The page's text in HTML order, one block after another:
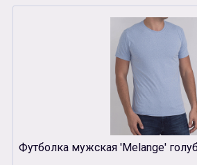
Футболка мужская 'Melange'